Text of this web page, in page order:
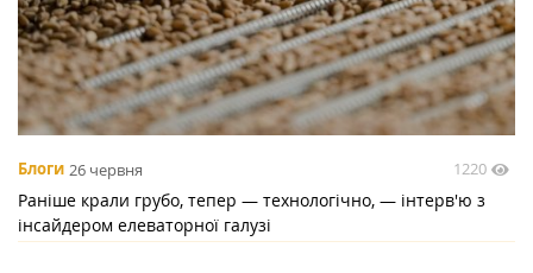
Блоги 26 червня 1220
Раніше крали грубо, тепер — технологічно, — інтерв'ю з
інсайдером елеваторної галузі